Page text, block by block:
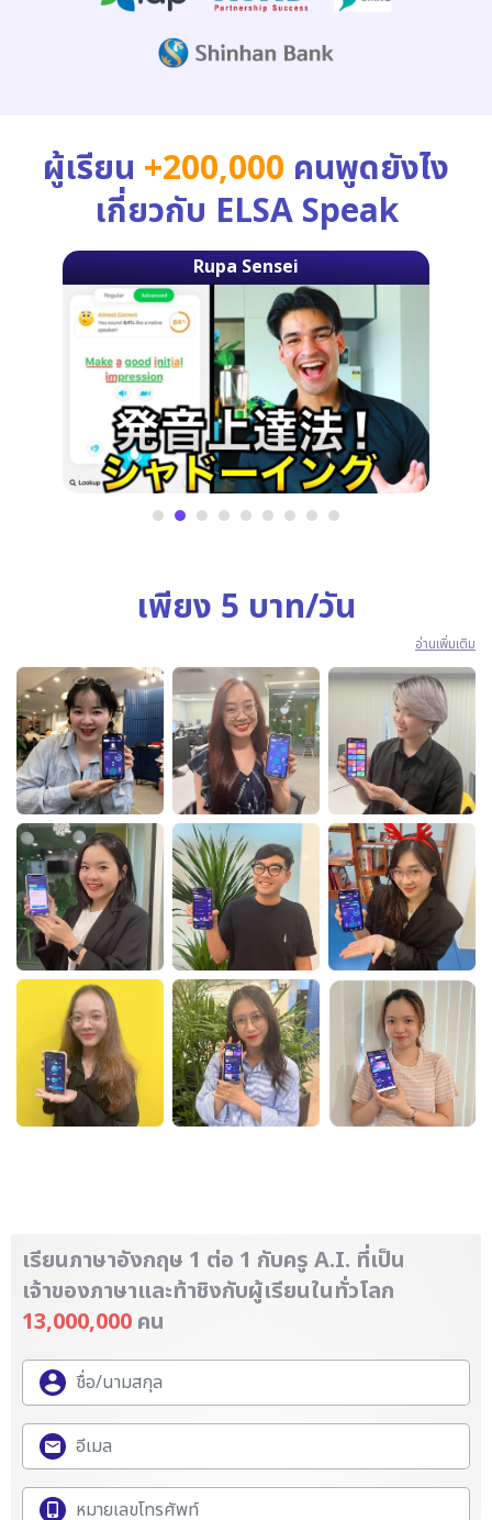
ผู้เรียน +200,000 คนพูดยังไง
เกี่ยวกับ ELSA Speak
Rupa Sensei
เพียง 5 บาท/วัน
อ่านเพิ่มเติม
เรียนภาษาอังกฤษ 1 ต่อ 1 กับครู A.I. ที่เป็น
เจ้าของภาษาและท้าชิงกับผู้เรียนในทั่วโลก
13,000,000 คน